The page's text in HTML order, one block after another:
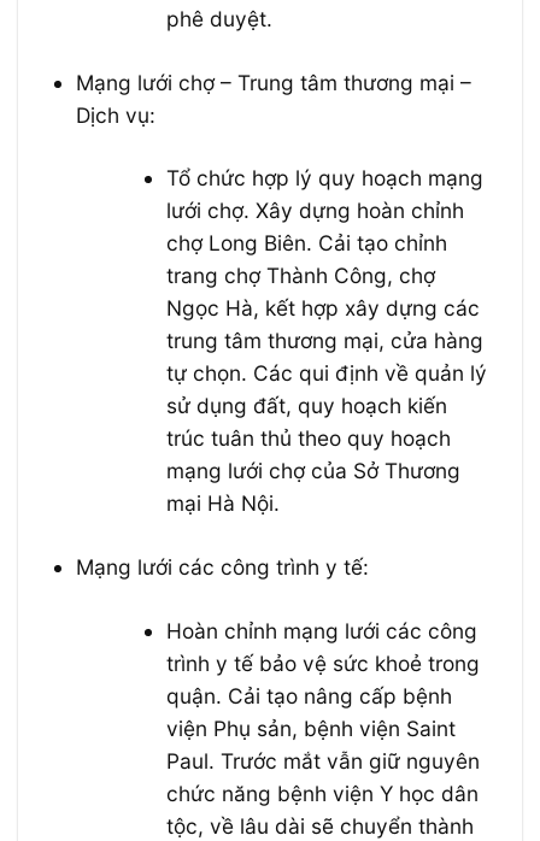
phê duyệt.
Mạng lưới chợ – Trung tâm thương mại –
Dịch vụ:
Tổ chức hợp lý quy hoạch mạng
lưới chợ. Xây dựng hoàn chỉnh
chợ Long Biên. Cải tạo chỉnh
trang chợ Thành Công, chợ
Ngọc Hà, kết hợp xây dựng các
trung tâm thương mại, cửa hàng
tự chọn. Các qui định về quản lý
sử dụng đất, quy hoạch kiến
trúc tuân thủ theo quy hoạch
mạng lưới chợ của Sở Thương
mại Hà Nội.
Mạng lưới các công trình y tế:
Hoàn chỉnh mạng lưới các công
trình y tế bảo vệ sức khoẻ trong
quận. Cải tạo nâng cấp bệnh
viện Phụ sản, bệnh viện Saint
Paul. Trước mắt vẫn giữ nguyên
chức năng bệnh viện Y học dân
tộc, về lâu dài sẽ chuyển thành